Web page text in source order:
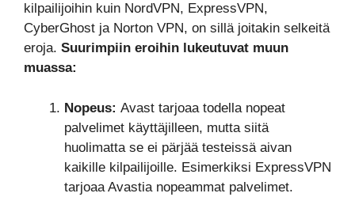
kilpailijoihin kuin NordVPN, ExpressVPN,
CyberGhost ja Norton VPN, on sillä joitakin selkeitä
eroja. Suurimpiin eroihin lukeutuvat muun
muassa:
Nopeus: Avast tarjoaa todella nopeat
palvelimet käyttäjilleen, mutta siitä
huolimatta se ei pärjää testeissä aivan
kaikille kilpailijoille. Esimerkiksi ExpressVPN
tarjoaa Avastia nopeammat palvelimet.